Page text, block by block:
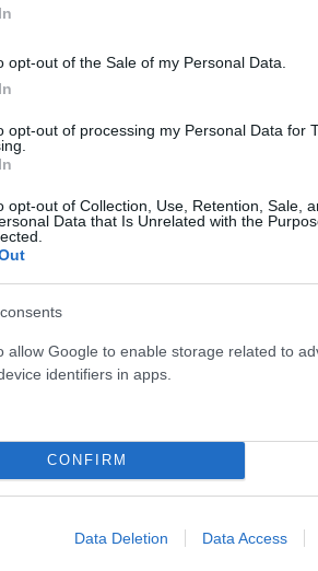
opt-out of the Sale of my Personal Data.
opt-out of processing my Personal Data for
opt-out of Collection, Use, Retention, Sale,
Data that Is Unrelated with the
allow Google to enable storage related to
identifiers in apps.
CONFIRM
Data Deletion Data Access
για Κωνσταντέλια
το χαμένο βάρος;